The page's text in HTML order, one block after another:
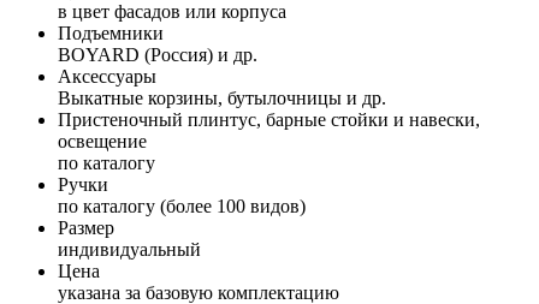
в цвет фасадов или корпуса
Подъемники
BOYARD (Россия) и др.
Аксессуары
Выкатные корзины, бутылочницы и др.
Пристеночный плинтус, барные стойки и навески,
освещение
по каталогу
Ручки
по каталогу (более 100 видов)
Размер
индивидуальный
Цена
указана за базовую комплектацию